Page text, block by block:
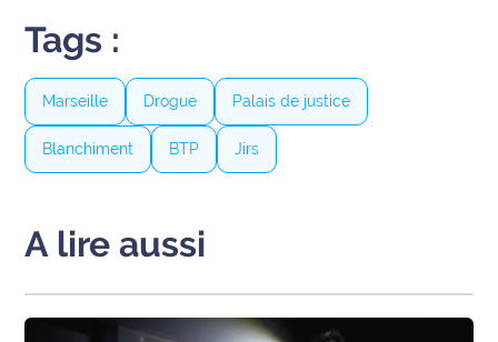
Tags :
Marseille Drogue Palais de justice
Blanchiment BTP Jirs
A lire aussi